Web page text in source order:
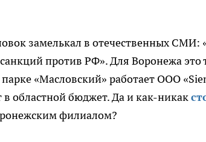
замелькал в отечественных СМИ:
против РФ». Для Воронежа это
«Масловский» работает ООО
областной бюджет. Да и как-никак
филиалом?